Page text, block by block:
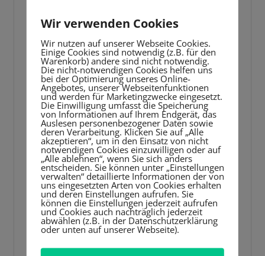
Player
Wir verwenden Cookies
Wir nutzen auf unserer Webseite Cookies.
Einige Cookies sind notwendig (z.B. für den
Warenkorb) andere sind nicht notwendig.
Die nicht-notwendigen Cookies helfen uns
bei der Optimierung unseres Online-
Angebotes, unserer Webseitenfunktionen
und werden für Marketingzwecke eingesetzt.
Die Einwilligung umfasst die Speicherung
von Informationen auf Ihrem Endgerät, das
Auslesen personenbezogener Daten sowie
deren Verarbeitung. Klicken Sie auf „Alle
akzeptieren“, um in den Einsatz von nicht
notwendigen Cookies einzuwilligen oder auf
„Alle ablehnen“, wenn Sie sich anders
entscheiden. Sie können unter „Einstellungen
verwalten“ detaillierte Informationen der von
uns eingesetzten Arten von Cookies erhalten
und deren Einstellungen aufrufen. Sie
können die Einstellungen jederzeit aufrufen
und Cookies auch nachträglich jederzeit
abwählen (z.B. in der Datenschutzerklärung
oder unten auf unserer Webseite).